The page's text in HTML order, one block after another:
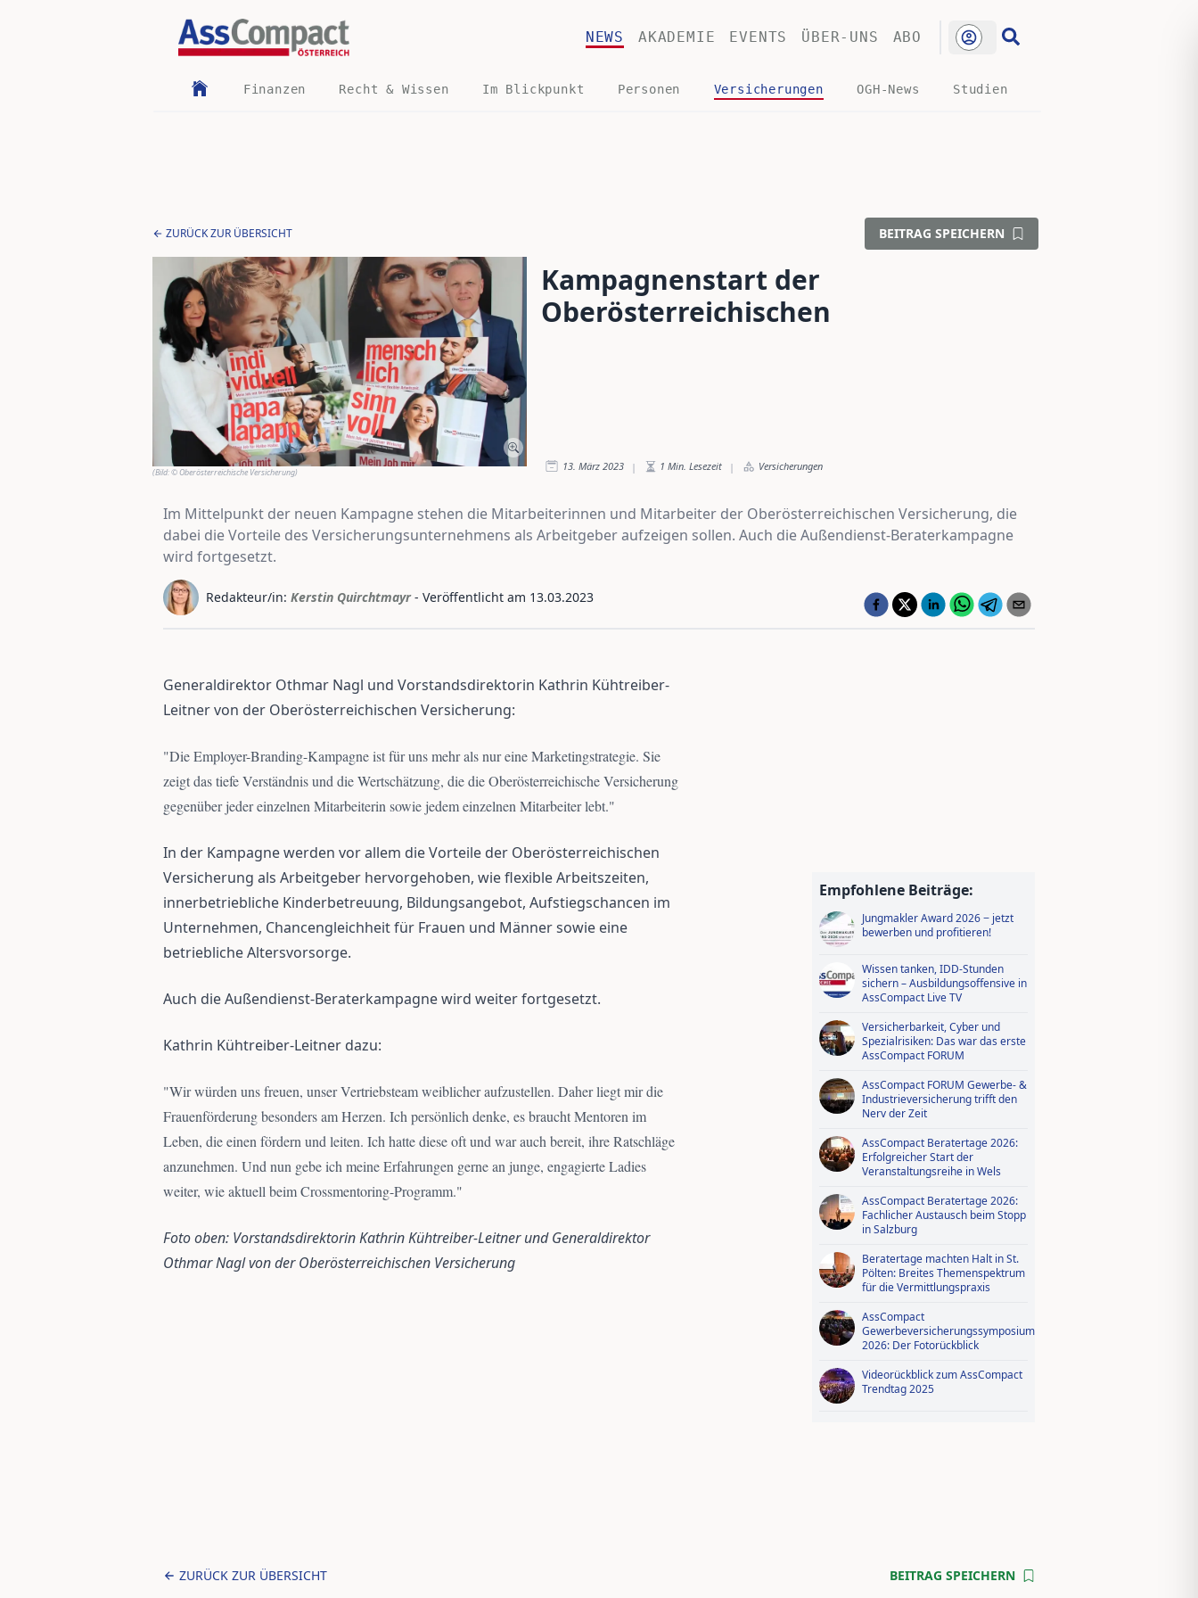
NEWS AKADEMIE EVENTS ÜBER-UNS ABO
Finanzen Recht & Wissen Im Blickpunkt Personen Versicherungen OGH-News Studien
ZURÜCK ZUR ÜBERSICHT BEITRAG SPEICHERN
(Bild:© Oberösterreichische Versicherung)
Kampagnenstart der
Oberösterreichischen
13. März 2023 | 1 Min. Lesezeit | Versicherungen
Im Mittelpunkt der neuen Kampagne stehen die Mitarbeiterinnen und Mitarbeiter der Oberösterreichischen Versicherung, die
dabei die Vorteile des Versicherungsunternehmens als Arbeitgeber aufzeigen sollen. Auch die Außendienst-Beraterkampagne
wird fortgesetzt.
Redakteur/in: Kerstin Quirchtmayr - Veröffentlicht am 13.03.2023
Generaldirektor Othmar Nagl und Vorstandsdirektorin Kathrin Kühtreiber-
Leitner von der Oberösterreichischen Versicherung:
"Die Employer-Branding-Kampagne ist für uns mehr als nur eine Marketingstrategie. Sie
zeigt das tiefe Verständnis und die Wertschätzung, die die Oberösterreichische Versicherung
gegenüber jeder einzelnen Mitarbeiterin sowie jedem einzelnen Mitarbeiter lebt."
In der Kampagne werden vor allem die Vorteile der Oberösterreichischen
Versicherung als Arbeitgeber hervorgehoben, wie flexible Arbeitszeiten,
innerbetriebliche Kinderbetreuung, Bildungsangebot, Aufstiegschancen im
Unternehmen, Chancengleichheit für Frauen und Männer sowie eine
betriebliche Altersvorsorge.
Auch die Außendienst-Beraterkampagne wird weiter fortgesetzt.
Kathrin Kühtreiber-Leitner dazu:
"Wir würden uns freuen, unser Vertriebsteam weiblicher aufzustellen. Daher liegt mir die
Frauenförderung besonders am Herzen. Ich persönlich denke, es braucht Mentoren im
Leben, die einen fördern und leiten. Ich hatte diese oft und war auch bereit, ihre Ratschläge
anzunehmen. Und nun gebe ich meine Erfahrungen gerne an junge, engagierte Ladies
weiter, wie aktuell beim Crossmentoring-Programm."
Foto oben: Vorstandsdirektorin Kathrin Kühtreiber-Leitner und Generaldirektor
Othmar Nagl von der Oberösterreichischen Versicherung
Empfohlene Beiträge:
Jungmakler Award 2026 − jetzt
bewerben und profitieren!
Wissen tanken, IDD-Stunden
sichern – Ausbildungsoffensive in
AssCompact Live TV
Versicherbarkeit, Cyber und
Spezialrisiken: Das war das erste
AssCompact FORUM
AssCompact FORUM Gewerbe- &
Industrieversicherung trifft den
Nerv der Zeit
AssCompact Beratertage 2026:
Erfolgreicher Start der
Veranstaltungsreihe in Wels
AssCompact Beratertage 2026:
Fachlicher Austausch beim Stopp
in Salzburg
Beratertage machten Halt in St.
Pölten: Breites Themenspektrum
für die Vermittlungspraxis
AssCompact
Gewerbeversicherungssymposium
2026: Der Fotorückblick
Videorückblick zum AssCompact
Trendtag 2025
ZURÜCK ZUR ÜBERSICHT BEITRAG SPEICHERN